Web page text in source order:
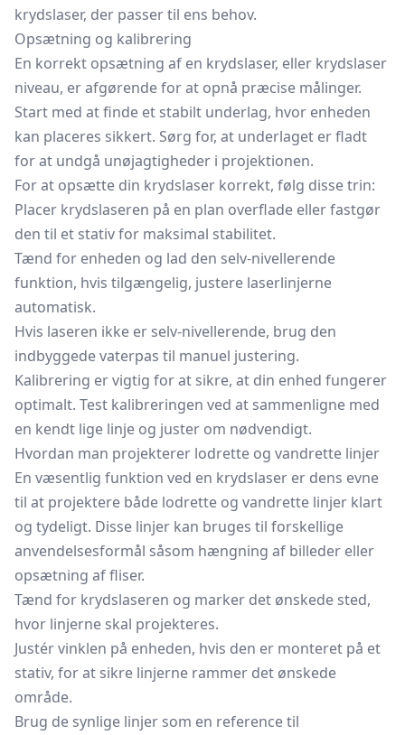
krydslaser, der passer til ens behov.
Opsætning og kalibrering
En korrekt opsætning af en krydslaser, eller krydslaser
niveau, er afgørende for at opnå præcise målinger.
Start med at finde et stabilt underlag, hvor enheden
kan placeres sikkert. Sørg for, at underlaget er fladt
for at undgå unøjagtigheder i projektionen.
For at opsætte din krydslaser korrekt, følg disse trin:
Placer krydslaseren på en plan overflade eller fastgør
den til et stativ for maksimal stabilitet.
Tænd for enheden og lad den selv-nivellerende
funktion, hvis tilgængelig, justere laserlinjerne
automatisk.
Hvis laseren ikke er selv-nivellerende, brug den
indbyggede vaterpas til manuel justering.
Kalibrering er vigtig for at sikre, at din enhed fungerer
optimalt. Test kalibreringen ved at sammenligne med
en kendt lige linje og juster om nødvendigt.
Hvordan man projekterer lodrette og vandrette linjer
En væsentlig funktion ved en krydslaser er dens evne
til at projektere både lodrette og vandrette linjer klart
og tydeligt. Disse linjer kan bruges til forskellige
anvendelsesformål såsom hængning af billeder eller
opsætning af fliser.
Tænd for krydslaseren og marker det ønskede sted,
hvor linjerne skal projekteres.
Justér vinklen på enheden, hvis den er monteret på et
stativ, for at sikre linjerne rammer det ønskede
område.
Brug de synlige linjer som en reference til